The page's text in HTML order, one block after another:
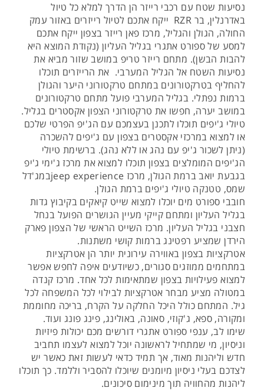
נסיעות שטח עם רכבי רייזר הן הדרך למלא כל טיול
באדרנלין, בר RZR ייקח אתכם לטיול רייזרים באזור עמק
החולה, הגולן והגליל, מרכז פאן רייזר בצפון ייקח אתכם
למסע של ספורט אתגרי בגליל העליון (נקודת המוצא היא
להבות הבשן). מתחם רייזר טריפ במושב שזור מביא את
נסיעות השטח אל הגליל המערבי. את הרייזרים תוכלו
להחליף בטרקטורונים במתחם טרקטורוני היער והגולן
ברמות נפתלי. בגליל המערבי פועל מתחם טרקטורונים
במושב יערה, חפשו את טרקטורוני הצפון אקסטרים בגליל.
טיולי ג'יפים תוכלו לתכנן בעצמכם עם הג'יפ הפרטי שלכם
או למצוא במרכזי אקסטרים בצפון עם ג'יפים להשכרה
(ניתן לשכור ג'יפ עם נהג או ללא נהג). ברשימת טיולי
הג'יפים המומלצים בצפון תוכלו למצוא את מרכז ג'ימי ג'יפ
בגבעת יואב ברמת הגולן, מרכז jeep experienceבמג'דל
שמס, טטנקה טיולי ג'יפים ברמת הגולן.
חובבי ספורט מים יוכלו למצוא שייט קיאקים בקיבוץ גדות
בגליל העליון ומתחם קייקי מעיין הגושרים הפועל בנחל
חצבני בגליל העליון. מרכז השייט הראשי של הצפון פארק
הירדן שמציע רפטינג ברמות קושי משתנות.
אטרקציות בצפון באווירה עירונית יותר הן אטרקציות
במתחמים ממוזגים סגורים, כשיודעים איפה לחפש אפשר
למצוא פעילויות בצפון שמתאימות לכל אחד. מרכז קנדה
במטולה מציע מבחר אטרקציות לבילוי לכל המשפחה לכל
גיל. המתחם כולל היכל החלקה על הקרח, בריכה מחוממת
ומקורה, ספא, ג'קוזי, סאונה, באולינג, פינג פונג ועוד.
שימו לב, ענפי ספורט אתגרי דורשים מכם יכולות פיזיות
וניסיון, מי שמתחיל לראשונה יוכל למצוא לעצמו תחביב
חדש וליהנות מאוד, אך תמיד כדאי לעשות זאת כאשר יש
לצדכם בעלי ניסיון מיומנים שיוכלו להסביר וללמד. כך תוכלו
ליהנות מהחוויה תוך מינימום סיכונים.